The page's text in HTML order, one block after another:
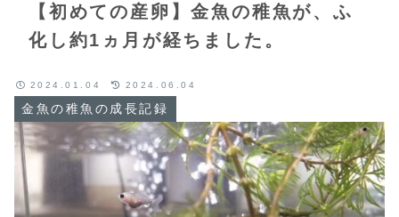
【初めての産卵】金魚の稚魚が、ふ
化し約1ヵ月が経ちました。
金魚の稚魚の成長記録
2024.01.04 2024.06.04